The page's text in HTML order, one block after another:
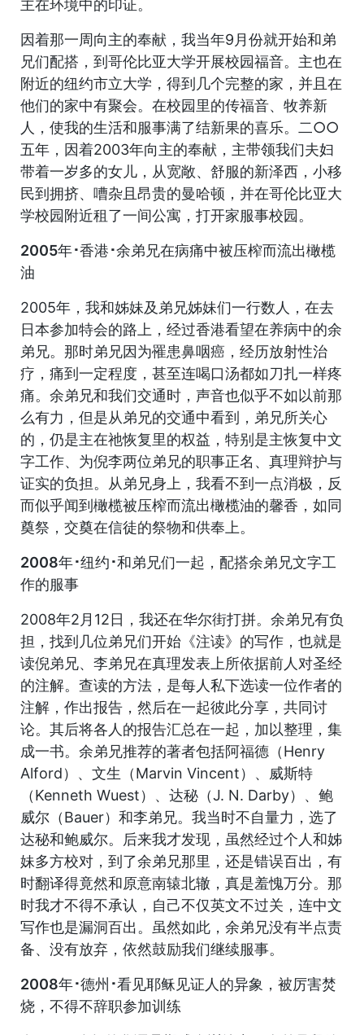
主在环境中的印证。
因着那一周向主的奉献，我当年9月份就开始和弟
兄们配搭，到哥伦比亚大学开展校园福音。主也在
附近的纽约市立大学，得到几个完整的家，并且在
他们的家中有聚会。在校园里的传福音、牧养新
人，使我的生活和服事满了结新果的喜乐。二○○
五年，因着2003年向主的奉献，主带领我们夫妇
带着一岁多的女儿，从宽敞、舒服的新泽西，小移
民到拥挤、嘈杂且昂贵的曼哈顿，并在哥伦比亚大
学校园附近租了一间公寓，打开家服事校园。
2005年･香港･余弟兄在病痛中被压榨而流出橄榄
油
2005年，我和姊妹及弟兄姊妹们一行数人，在去
日本参加特会的路上，经过香港看望在养病中的余
弟兄。那时弟兄因为罹患鼻咽癌，经历放射性治
疗，痛到一定程度，甚至连喝口汤都如刀扎一样疼
痛。余弟兄和我们交通时，声音也似乎不如以前那
么有力，但是从弟兄的交通中看到，弟兄所关心
的，仍是主在祂恢复里的权益，特别是主恢复中文
字工作、为倪李两位弟兄的职事正名、真理辩护与
证实的负担。从弟兄身上，我看不到一点消极，反
而似乎闻到橄榄被压榨而流出橄榄油的馨香，如同
奠祭，交奠在信徒的祭物和供奉上。
2008年･纽约･和弟兄们一起，配搭余弟兄文字工
作的服事
2008年2月12日，我还在华尔街打拼。余弟兄有负
担，找到几位弟兄们开始《注读》的写作，也就是
读倪弟兄、李弟兄在真理发表上所依据前人对圣经
的注解。查读的方法，是每人私下选读一位作者的
注解，作出报告，然后在一起彼此分享，共同讨
论。其后将各人的报告汇总在一起，加以整理，集
成一书。余弟兄推荐的著者包括阿福德（Henry
Alford）、文生（Marvin Vincent）、威斯特
（Kenneth Wuest）、达秘（J. N. Darby）、鲍
威尔（Bauer）和李弟兄。我当时不自量力，选了
达秘和鲍威尔。后来我才发现，虽然经过个人和姊
妹多方校对，到了余弟兄那里，还是错误百出，有
时翻译得竟然和原意南辕北辙，真是羞愧万分。那
时我才不得不承认，自己不仅英文不过关，连中文
写作也是漏洞百出。虽然如此，余弟兄没有半点责
备、没有放弃，依然鼓励我们继续服事。
2008年･德州･看见耶稣见证人的异象，被厉害焚
烧，不得不辞职参加训练